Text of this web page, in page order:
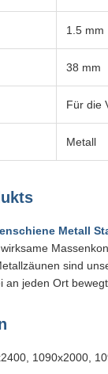
1.5 mm
38 mm
Für die
Metall
Metall
sind
jeden Ort bewegt
1090x2000,